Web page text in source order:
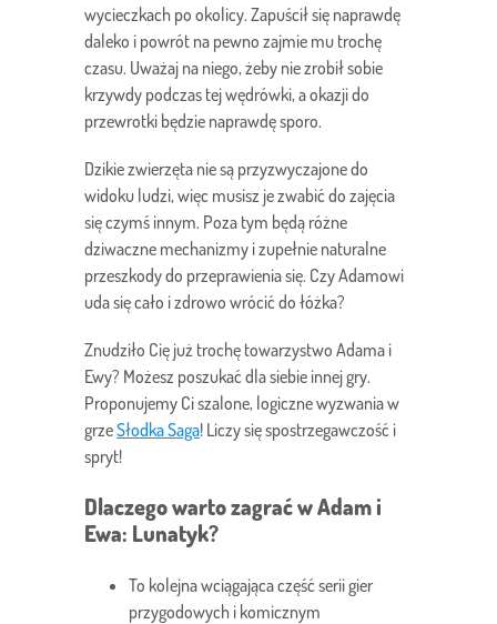
wycieczkach po okolicy. Zapuścił się naprawdę
daleko i powrót na pewno zajmie mu trochę
czasu. Uważaj na niego, żeby nie zrobił sobie
krzywdy podczas tej wędrówki, a okazji do
przewrotki będzie naprawdę sporo.
Dzikie zwierzęta nie są przyzwyczajone do
widoku ludzi, więc musisz je zwabić do zajęcia
się czymś innym. Poza tym będą różne
dziwaczne mechanizmy i zupełnie naturalne
przeszkody do przeprawienia się. Czy Adamowi
uda się cało i zdrowo wrócić do łóżka?
Znudziło Cię już trochę towarzystwo Adama i
Ewy? Możesz poszukać dla siebie innej gry.
Proponujemy Ci szalone, logiczne wyzwania w
grzeSłodka Saga! Liczy się spostrzegawczość i
spryt!
Dlaczego warto zagrać w Adam i
Ewa: Lunatyk?
To kolejna wciągająca część serii gier
przygodowych i komicznym